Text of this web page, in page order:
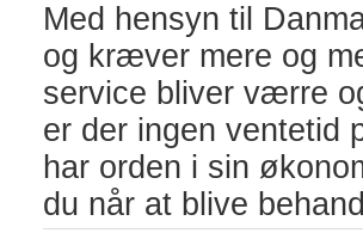
Med hensyn til
og kræver mere og
service bliver værre
er der ingen ventetid
har orden i sin
du når at blive